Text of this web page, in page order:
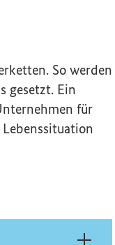
So werden
gesetzt. Ein
für